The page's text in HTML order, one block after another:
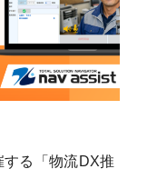
る「物流DX推